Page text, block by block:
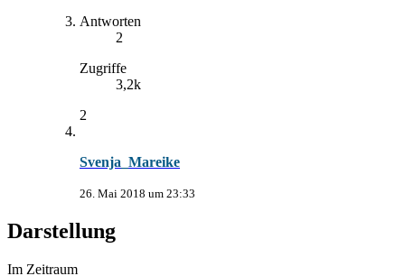
Antworten
2
Zugriffe
3,2k
2
Svenja_Mareike
26. Mai 2018 um 23:33
Darstellung
Im Zeitraum